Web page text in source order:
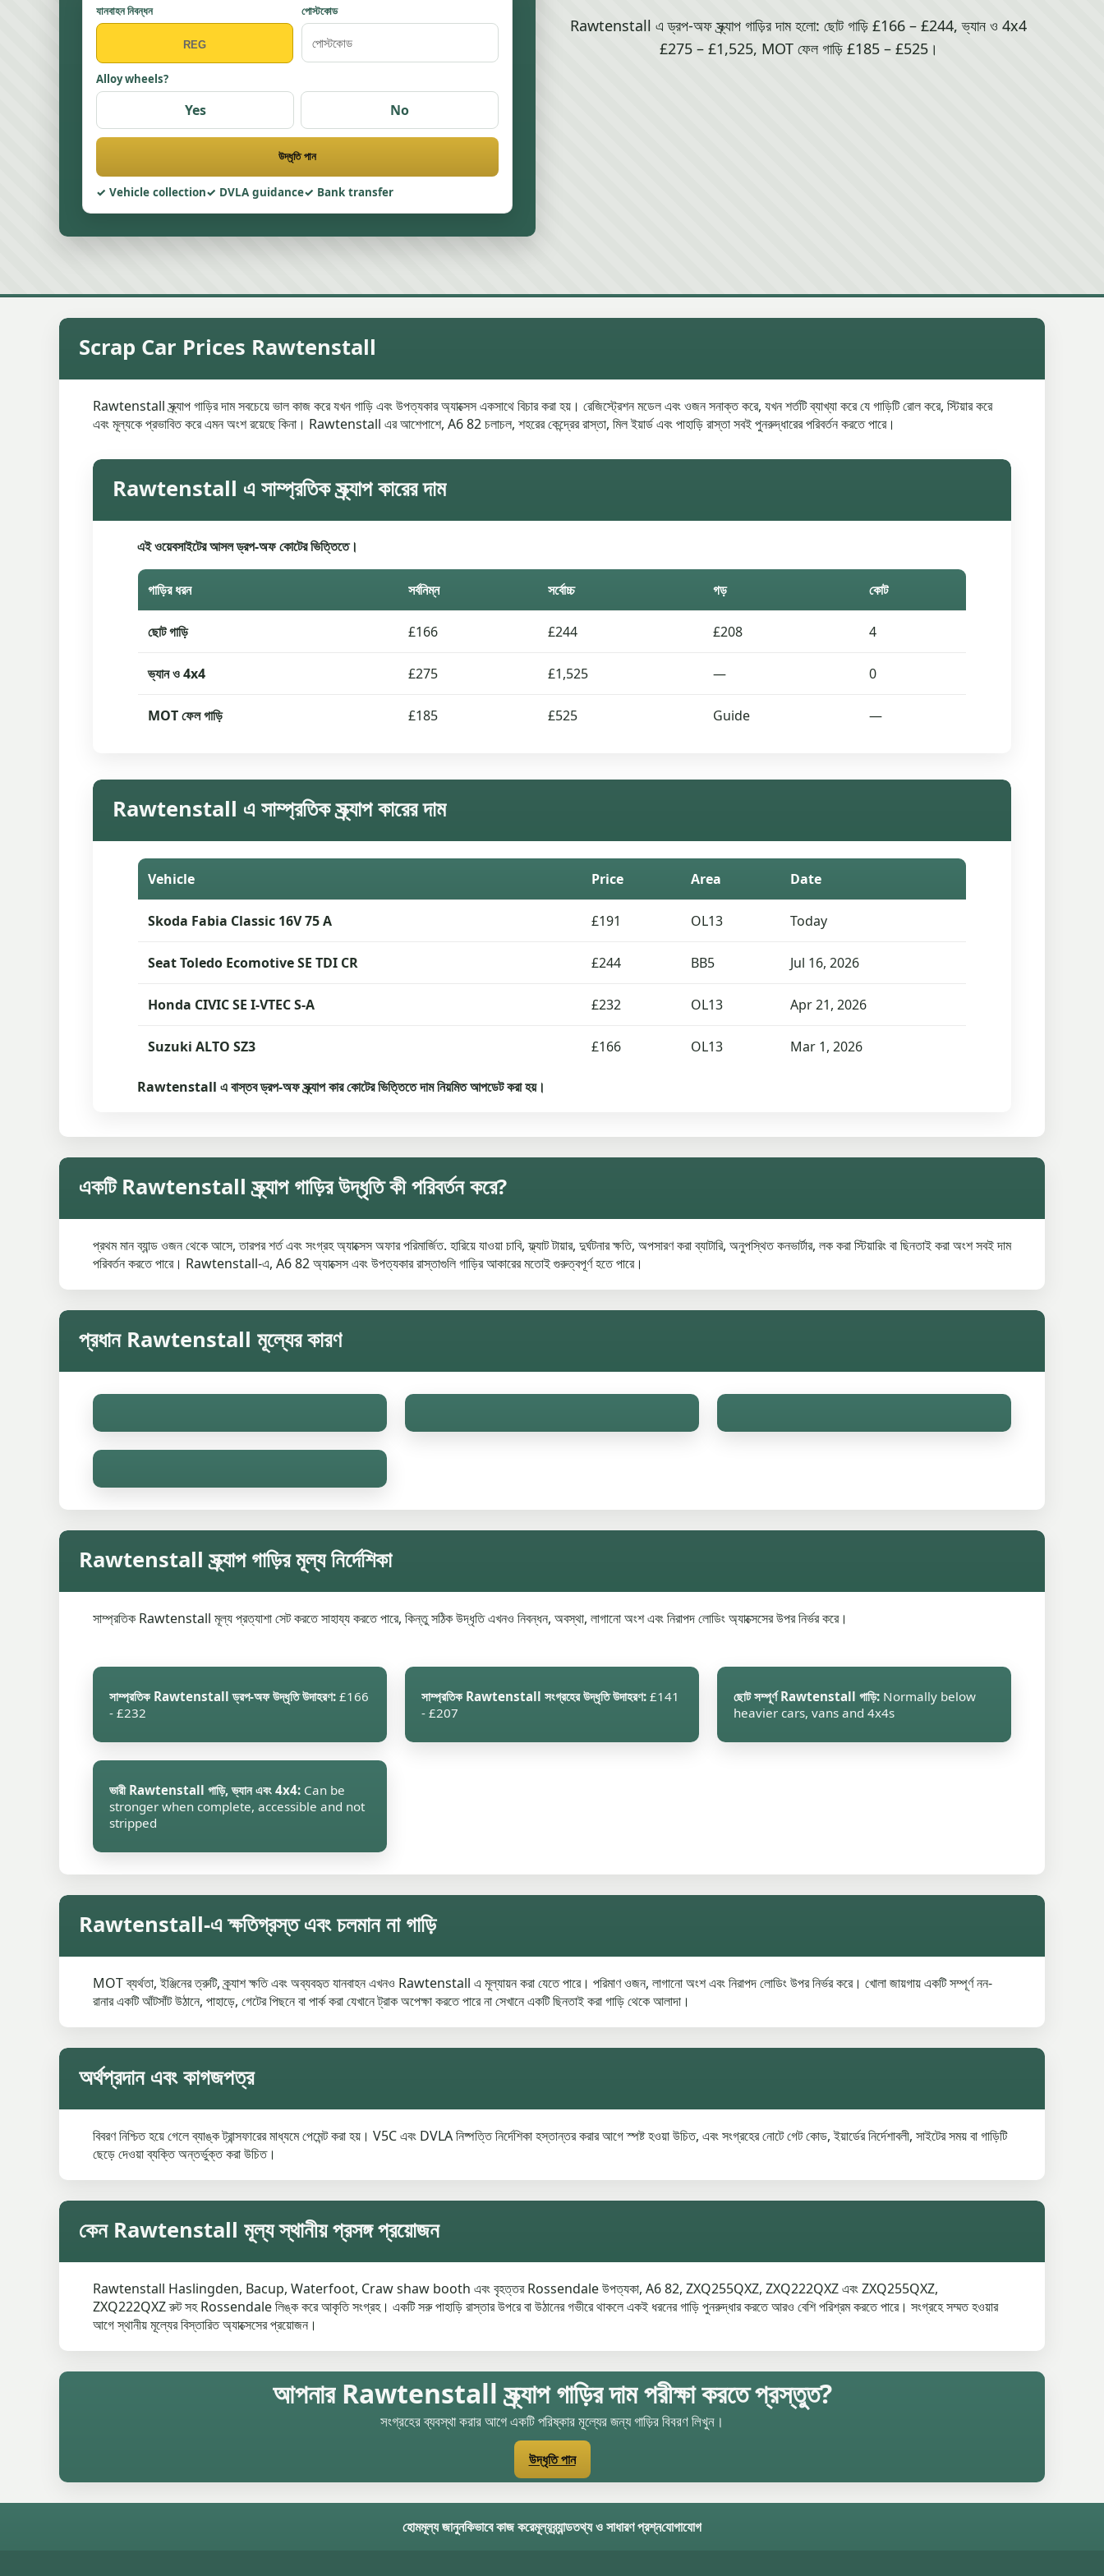
যানবাহন নিবন্ধন পোস্টকোড
Alloy wheels?
Yes No
উদ্ধৃতি পান
Vehicle collection DVLA guidance Bank transfer
Rawtenstall এ ড্রপ-অফ স্ক্র্যাপ গাড়ির দাম হলো: ছোট গাড়ি £166 – £244, ভ্যান ও 4x4
£275 – £1,525, MOT ফেল গাড়ি £185 – £525।
Scrap Car Prices Rawtenstall
Rawtenstall স্ক্র্যাপ গাড়ির দাম সবচেয়ে ভাল কাজ করে যখন গাড়ি এবং উপত্যকার অ্যাক্সেস একসাথে বিচার করা হয়। রেজিস্ট্রেশন মডেল এবং ওজন সনাক্ত করে, যখন শর্তটি ব্যাখ্যা করে যে গাড়িটি রোল করে, স্টিয়ার করে
এবং মূল্যকে প্রভাবিত করে এমন অংশ রয়েছে কিনা। Rawtenstall এর আশেপাশে, A6 82 চলাচল, শহরের কেন্দ্রের রাস্তা, মিল ইয়ার্ড এবং পাহাড়ি রাস্তা সবই পুনরুদ্ধারের পরিবর্তন করতে পারে।
Rawtenstall এ সাম্প্রতিক স্ক্র্যাপ কারের দাম
এই ওয়েবসাইটের আসল ড্রপ-অফ কোটের ভিত্তিতে।
গাড়ির ধরন সর্বনিম্ন সর্বোচ্চ গড় কোট
ছোট গাড়ি £166 £244 £208 4
ভ্যান ও 4x4 £275 £1,525 — 0
MOT ফেল গাড়ি £185 £525 Guide —
Rawtenstall এ সাম্প্রতিক স্ক্র্যাপ কারের দাম
Vehicle Price Area Date
Skoda Fabia Classic 16V 75 A £191 OL13 Today
Seat Toledo Ecomotive SE TDI CR £244 BB5 Jul 16, 2026
Honda CIVIC SE I-VTEC S-A £232 OL13 Apr 21, 2026
Suzuki ALTO SZ3 £166 OL13 Mar 1, 2026
Rawtenstall এ বাস্তব ড্রপ-অফ স্ক্র্যাপ কার কোটের ভিত্তিতে দাম নিয়মিত আপডেট করা হয়।
একটি Rawtenstall স্ক্র্যাপ গাড়ির উদ্ধৃতি কী পরিবর্তন করে?
প্রথম মান ব্যান্ড ওজন থেকে আসে, তারপর শর্ত এবং সংগ্রহ অ্যাক্সেস অফার পরিমার্জিত. হারিয়ে যাওয়া চাবি, ফ্ল্যাট টায়ার, দুর্ঘটনার ক্ষতি, অপসারণ করা ব্যাটারি, অনুপস্থিত কনভার্টার, লক করা স্টিয়ারিং বা ছিনতাই করা অংশ সবই দাম
পরিবর্তন করতে পারে। Rawtenstall-এ, A6 82 অ্যাক্সেস এবং উপত্যকার রাস্তাগুলি গাড়ির আকারের মতোই গুরুত্বপূর্ণ হতে পারে।
প্রধান Rawtenstall মূল্যের কারণ
Rawtenstall স্ক্র্যাপ গাড়ির মূল্য নির্দেশিকা
সাম্প্রতিক Rawtenstall মূল্য প্রত্যাশা সেট করতে সাহায্য করতে পারে, কিন্তু সঠিক উদ্ধৃতি এখনও নিবন্ধন, অবস্থা, লাগানো অংশ এবং নিরাপদ লোডিং অ্যাক্সেসের উপর নির্ভর করে।
সাম্প্রতিক Rawtenstall ড্রপ-অফ উদ্ধৃতি উদাহরণ: £166
- £232
সাম্প্রতিক Rawtenstall সংগ্রহের উদ্ধৃতি উদাহরণ: £141
- £207
ছোট সম্পূর্ণ Rawtenstall গাড়ি: Normally below
heavier cars, vans and 4x4s
ভারী Rawtenstall গাড়ি, ভ্যান এবং 4x4: Can be
stronger when complete, accessible and not
stripped
Rawtenstall-এ ক্ষতিগ্রস্ত এবং চলমান না গাড়ি
MOT ব্যর্থতা, ইঞ্জিনের ত্রুটি, ক্র্যাশ ক্ষতি এবং অব্যবহৃত যানবাহন এখনও Rawtenstall এ মূল্যায়ন করা যেতে পারে। পরিমাণ ওজন, লাগানো অংশ এবং নিরাপদ লোডিং উপর নির্ভর করে। খোলা জায়গায় একটি সম্পূর্ণ নন-
রানার একটি আঁটসাঁট উঠানে, পাহাড়ে, গেটের পিছনে বা পার্ক করা যেখানে ট্রাক অপেক্ষা করতে পারে না সেখানে একটি ছিনতাই করা গাড়ি থেকে আলাদা।
অর্থপ্রদান এবং কাগজপত্র
বিবরণ নিশ্চিত হয়ে গেলে ব্যাঙ্ক ট্রান্সফারের মাধ্যমে পেমেন্ট করা হয়। V5C এবং DVLA নিষ্পত্তি নির্দেশিকা হস্তান্তর করার আগে স্পষ্ট হওয়া উচিত, এবং সংগ্রহের নোটে গেট কোড, ইয়ার্ডের নির্দেশাবলী, সাইটের সময় বা গাড়িটি
ছেড়ে দেওয়া ব্যক্তি অন্তর্ভুক্ত করা উচিত।
কেন Rawtenstall মূল্য স্থানীয় প্রসঙ্গ প্রয়োজন
Rawtenstall Haslingden, Bacup, Waterfoot, Craw shaw booth এবং বৃহত্তর Rossendale উপত্যকা, A6 82, ZXQ255QXZ, ZXQ222QXZ এবং ZXQ255QXZ,
ZXQ222QXZ রুট সহ Rossendale লিঙ্ক করে আকৃতি সংগ্রহ। একটি সরু পাহাড়ি রাস্তার উপরে বা উঠানের গভীরে থাকলে একই ধরনের গাড়ি পুনরুদ্ধার করতে আরও বেশি পরিশ্রম করতে পারে। সংগ্রহে সম্মত হওয়ার
আগে স্থানীয় মূল্যের বিস্তারিত অ্যাক্সেসের প্রয়োজন।
আপনার Rawtenstall স্ক্র্যাপ গাড়ির দাম পরীক্ষা করতে প্রস্তুত?
সংগ্রহের ব্যবস্থা করার আগে একটি পরিষ্কার মূল্যের জন্য গাড়ির বিবরণ লিখুন।
উদ্ধৃতি পান
হোমমূল্য জানুনকিভাবে কাজ করেমূল্যব্র্যান্ডতথ্য ও সাধারণ প্রশ্নযোগাযোগ